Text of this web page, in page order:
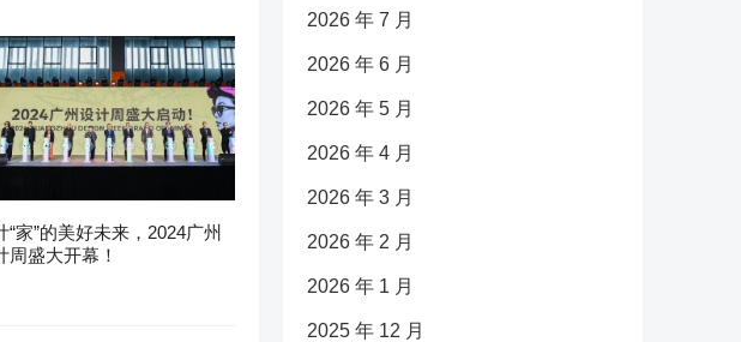
“家”的美好未来，2024广州
周盛大开幕！
2026 年 7 月
2026 年 6 月
2026 年 5 月
2026 年 4 月
2026 年 3 月
2026 年 2 月
2026 年 1 月
2025 年 12 月